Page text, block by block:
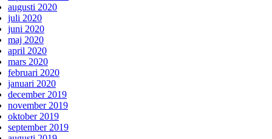
augusti 2020
juli 2020
juni 2020
maj 2020
april 2020
mars 2020
februari 2020
januari 2020
december 2019
november 2019
oktober 2019
september 2019